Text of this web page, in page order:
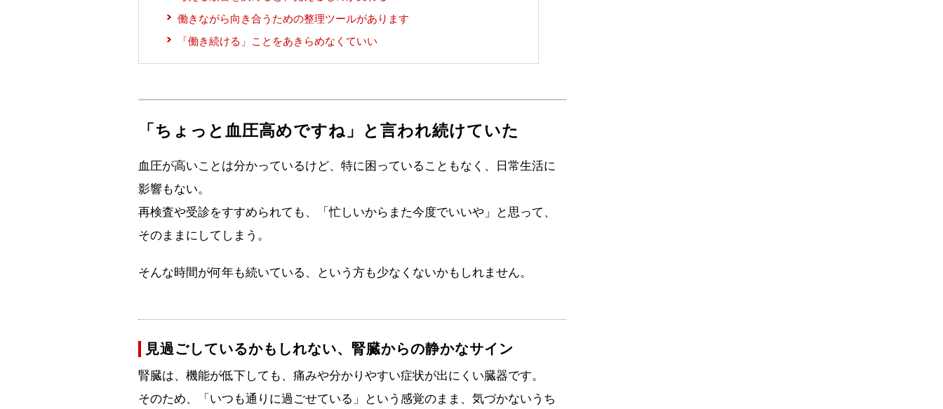
働きながら向き合うための整理ツールがあります
「働き続ける」ことをあきらめなくていい
「ちょっと血圧高めですね」と言われ続けていた
血圧が高いことは分かっているけど、特に困っていることもなく、日常生活に
影響もない。
再検査や受診をすすめられても、「忙しいからまた今度でいいや」と思って、
そのままにしてしまう。
そんな時間が何年も続いている、という方も少なくないかもしれません。
見過ごしているかもしれない、腎臓からの静かなサイン
腎臓は、機能が低下しても、痛みや分かりやすい症状が出にくい臓器です。
そのため、「いつも通りに過ごせている」という感覚のまま、気づかないうち